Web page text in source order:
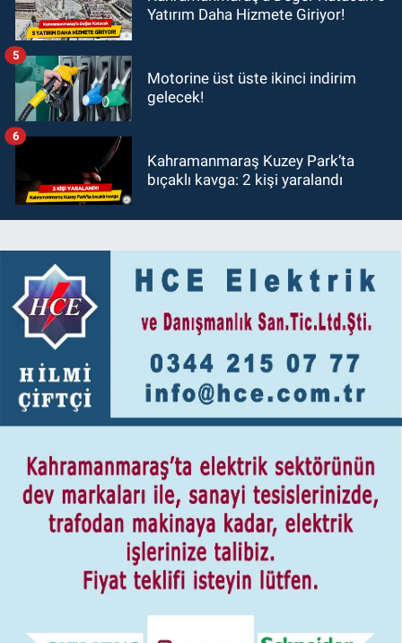
Yatırım Daha Hizmete Giriyor!
Motorine üst üste ikinci indirim
gelecek!
5
Kahramanmaraş Kuzey Park’ta
bıçaklı kavga: 2 kişi yaralandı
6